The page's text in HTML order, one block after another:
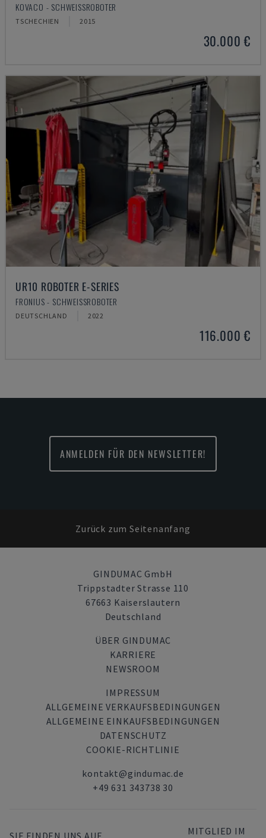
KOVACO - SCHWEISSROBOTER
TSCHECHIEN 2015
30.000 €
UR10 ROBOTER E-SERIES
FRONIUS - SCHWEISSROBOTER
DEUTSCHLAND 2022
116.000 €
ANMELDEN FÜR DEN NEWSLETTER!
Zurück zum Seitenanfang
GINDUMAC GmbH
Trippstadter Strasse 110
67663 Kaiserslautern
Deutschland
ÜBER GINDUMAC
KARRIERE
NEWSROOM
IMPRESSUM
ALLGEMEINE VERKAUFSBEDINGUNGEN
ALLGEMEINE EINKAUFSBEDINGUNGEN
DATENSCHUTZ
COOKIE-RICHTLINIE
kontakt@gindumac.de
+49 631 343738 30
SIE FINDEN UNS AUF MITGLIED IM